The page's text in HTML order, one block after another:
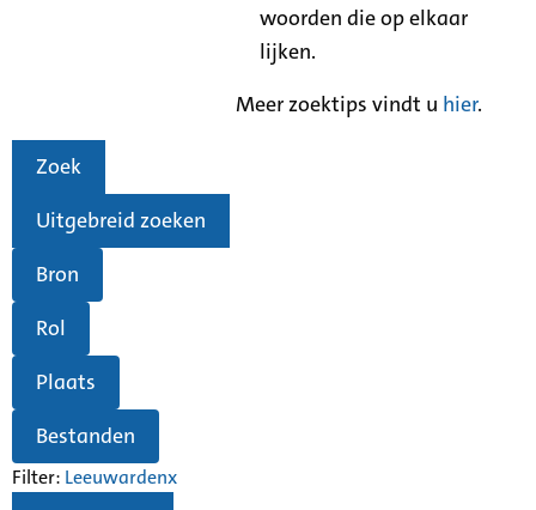
woorden die op elkaar
lijken.
Meer zoektips vindt u hier.
Zoek
Uitgebreid zoeken
Bron
Rol
Plaats
Bestanden
Filter: Leeuwardenx